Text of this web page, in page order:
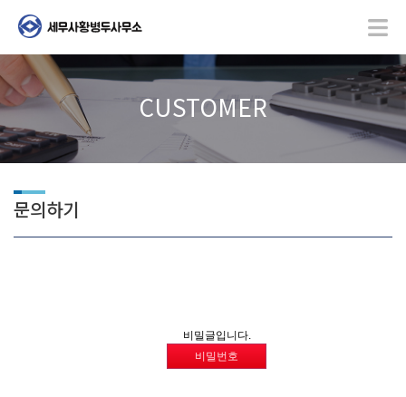
CUSTOMER
문의하기
비밀글입니다.
비밀번호